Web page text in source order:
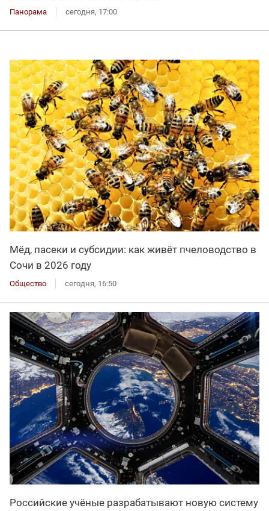
Панорама сегодня, 17:00
Мёд, пасеки и субсидии: как живёт пчеловодство в
Сочи в 2026 году
Общество сегодня, 16:50
Российские учёные разрабатывают новую систему